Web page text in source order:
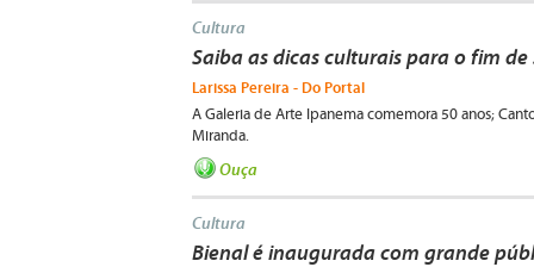
Cultura
Saiba as dicas culturais para o fim de
Larissa Pereira - Do Portal
A Galeria de Arte Ipanema comemora 50 anos;
Miranda.
Ouça
Cultura
Bienal é inaugurada com grande